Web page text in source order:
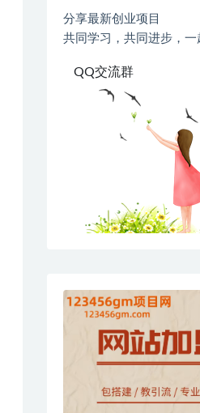
分享最新创业项目
共同学习，共同进步，一
QQ交流群